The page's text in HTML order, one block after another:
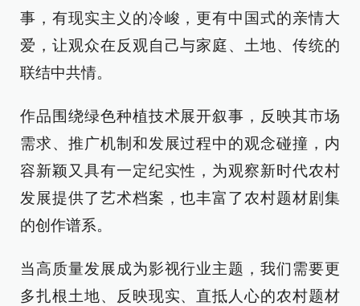
事，有现实主义的冷峻，更有中国式的亲情大
爱，让观众在反观自己与家庭、土地、传统的
联结中共情。
作品围绕绿色种植技术展开叙事，反映其市场
需求、推广机制和发展过程中的观念碰撞，内
容新颖又具有一定纪实性，为观察新时代农村
发展提供了艺术档案，也丰富了农村题材剧集
的创作谱系。
当高质量发展成为影视行业主题，我们需要更
多扎根土地、反映现实、直抵人心的农村题材